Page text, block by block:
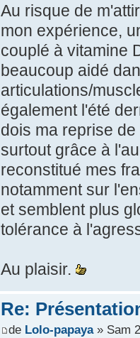
Au risque de
mon expérience,
couplé à vitamine
beaucoup aidé
articulations/
également l'été
dois ma reprise
surtout grâce à
reconstitué mes
notamment sur
et semblent plus
tolérance à
Au plaisir.
Re:
de Lolo-papaya» Sam